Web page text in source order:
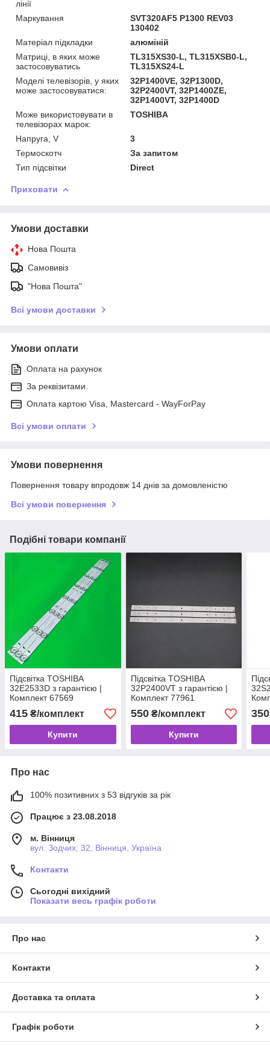
лінії
Маркування
SVT320AF5 P1300 REV03
130402
Матеріал підкладки
алюміній
Матриці, в яких може
застосовуватись
TL315XS30-L, TL315XSB0-L,
TL315XS24-L
Моделі телевізорів, у яких
може застосовуватися:
32P1400VE, 32P1300D,
32P2400VT, 32P1400ZE,
32P1400VT, 32P1400D
Може використовувати в
телевізорах марок:
TOSHIBA
Напруга, V
3
Термоскотч
За запитом
Тип підсвітки
Direct
Приховати
Умови доставки
Нова Пошта
Самовивіз
"Нова Пошта"
Всі умови доставки
Умови оплати
Оплата на рахунок
За реквізитами.
Оплата картою Visa, Mastercard - WayForPay
Всі умови оплати
Умови повернення
Повернення товару впродовж 14 днів за домовленістю
Всі умови повернення
Подібні товари компанії
Підсвітка TOSHIBA
32E2533D з гарантією |
Комплект 67569
415 ₴/комплект
Купити
Підсвітка TOSHIBA
32P2400VT з гарантією |
Комплект 77961
550₴/комплект
Купити
350
Про нас
100% позитивних з 53 відгуків за рік
Працює з 23.08.2018
м. Вінниця
вул. Зодчих, 32, Вінниця, Україна
Контакти
Сьогодні вихідний
Показати весь графік роботи
Про нас
Контакти
Доставка та оплата
Графік роботи